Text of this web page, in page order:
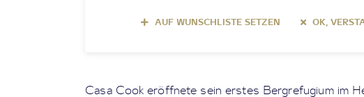
AUF WUNSCHLISTE SETZEN OK,
Casa Cook eröffnete sein erstes Bergrefugium im